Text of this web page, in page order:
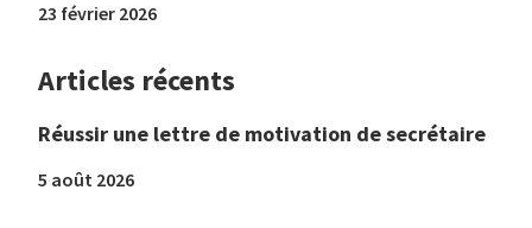
23 février 2026
Articles récents
Réussir une lettre de motivation de secrétaire
5 août 2026